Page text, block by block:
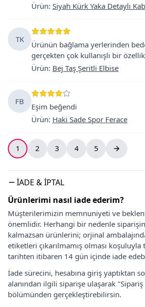
Ürün: Siyah Kürk Yaka Detaylı
TK
Ürünün bağlama yerlerinden
gerçekten çok kullanışlı bir
Ürün: Bej Taş Şeritli Elbise
FB
Eşim beğendi
Ürün: Haki Sade Spor Ferace
1 2 3 4 5
İADE & İPTAL
Ürünlerimi nasıl iade ederim?
Müşterilerimizin memnuniyeti ve
önemlidir. Herhangi bir nedenle
kalmazsan ürünlerini; orjinal
etiketleri çıkarılmamış olması koşuluyla
tarihten itibaren 14 gün içinde iade
İade sürecini, hesabına giriş yaptıktan
alanından ilgili siparişe ulaşarak
bölümünden gerçekleştirebilirsin.